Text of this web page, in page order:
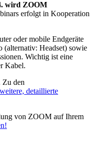
wird ZOOM
erfolgt in Kooperation
oder mobile Endgeräte
Headset) sowie
Wichtig ist eine
Kabel.
Zu den
detaillierte
von ZOOM auf Ihrem